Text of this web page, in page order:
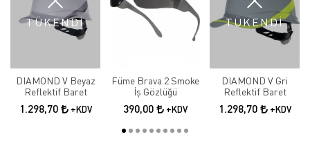
TÜKENDİ
DIAMOND V Beyaz
Reflektif Baret
1.298,70 +KDV
Füme Brava 2 Smoke
İş Gözlüğü
390,00 +KDV
TÜKENDİ
DIAMOND V Gri
Reflektif Baret
1.298,70 +KDV